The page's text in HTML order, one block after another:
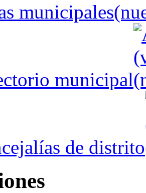
municipales
municipal
de distrito